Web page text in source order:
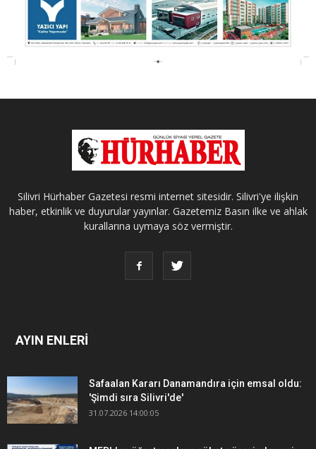
Silivri Hürhaber Gazetesi resmi internet sitesidir. Silivri'ye ilişkin
haber, etkinlik ve duyurular yayınlar. Gazetemiz Basın ilke ve ahlak
kurallarına uymaya söz vermiştir.
AYIN ENLERİ
Safaalan Kararı Danamandıra için emsal oldu:
'Şimdi sıra Silivri'de'
31.07.2026 14:00:05